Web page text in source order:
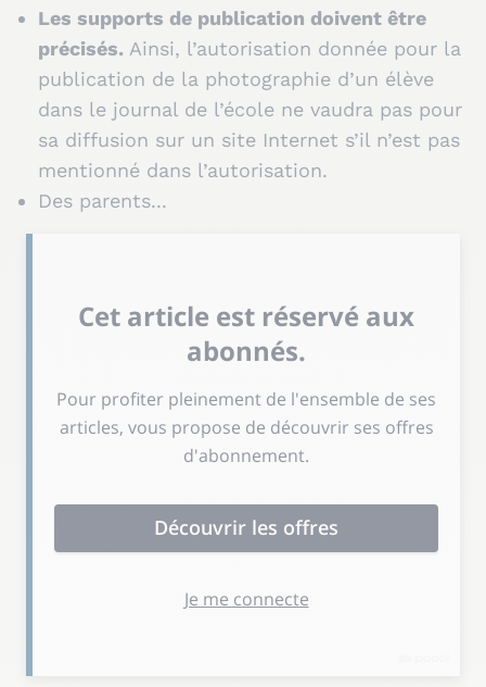
Les supports de publication doivent être
précisés. Ainsi, l’autorisation donnée pour la
publication de la photographie d’un élève
dans le journal de l’école ne vaudra pas pour
sa diffusion sur un site Internet s’il n’est pas
mentionné dans l’autorisation.
Des parents...